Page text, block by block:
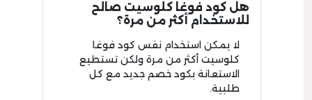
هل كود فوغا كلوسيت صالح
للاستخدام أكثر من مرة؟
لا يمكن استخدام نفس كود فوغا
كلوسيت أكثر من مرة ولكن تستطيع
الاستعانة بكود خصم جديد مع كل
طلبية.